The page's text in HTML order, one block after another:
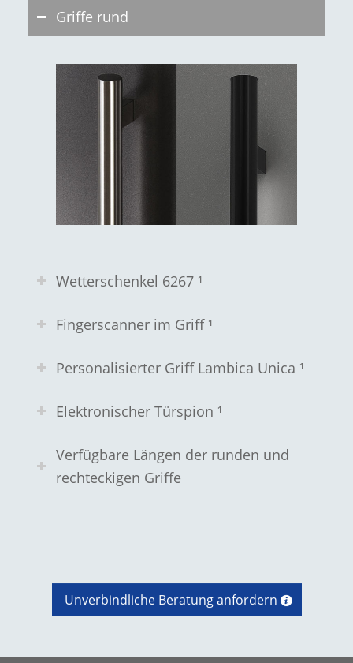
Griffe rund
Wetterschenkel 6267 ¹
Fingerscanner im Griff ¹
Personalisierter Griff Lambica Unica ¹
Elektronischer Türspion ¹
Verfügbare Längen der runden und
rechteckigen Griffe
Unverbindliche Beratung anfordern